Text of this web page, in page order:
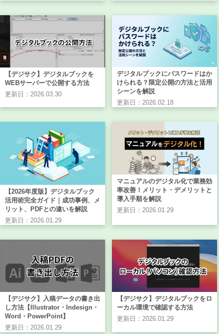
【デジサク】デジタルブックを
WEBサーバーで公開する方法
更新日：2026.03.30
デジタルブックにパスワードはか
けられる？限定公開の方法と活用
シーンを解説
更新日：2026.02.18
【2026年度版】デジタルブック
活用術完全ガイド｜成功事例、メ
リット、PDFとの違いを解説
更新日：2026.01.29
マニュアルのデジタル化で業務効
率改善！メリット・デメリットと
導入手順を解説
更新日：2026.01.29
【デジサク】入稿データの書き出
し方法【Illustrator・Indesign・
Word・PowerPoint】
更新日：2026.01.29
【デジサク】デジタルブックをロ
ーカル環境で確認する方法
更新日：2026.01.29